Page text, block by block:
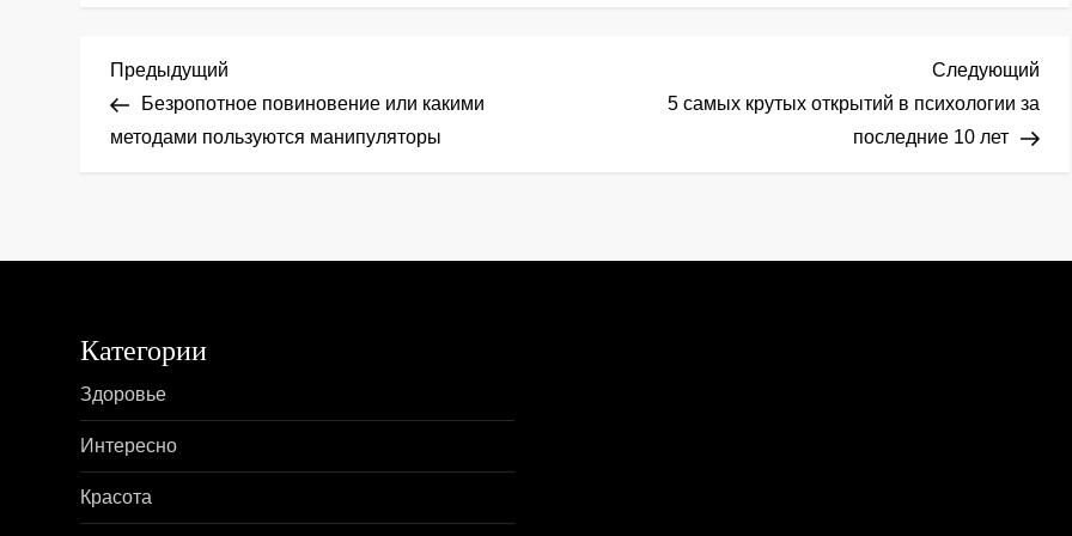
Н
а
а
ц
и
я
Предыдущая
запись
Предыдущий
Безропотное повиновение или какими
методами пользуются манипуляторы
Следующий
5 самых крутых открытий в психологии за
последние 10 лет
Категории
Здоровье
Интересно
Красота